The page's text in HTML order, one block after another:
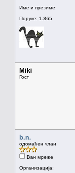
Име и презиме:
Поруке: 1.865
Miki
Гост
b.n.
одомаћен члан
Ван мреже
Организација: